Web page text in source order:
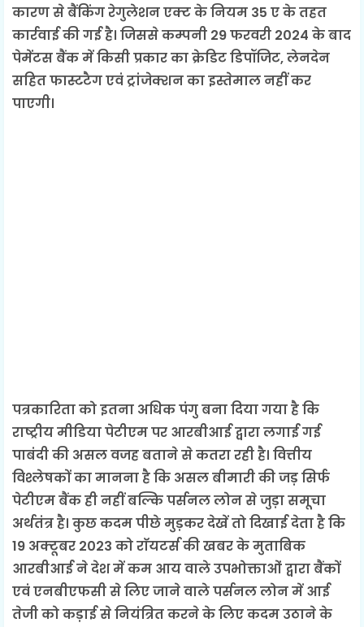
कारण से बैंकिंग रेगुलेशन एक्ट के नियम 35 ए के तहत
कार्रवाई की गई है। जिससे कम्पनी 29 फरवरी 2024 के बाद
पेमेंटस बैंक में किसी प्रकार का क्रेडिट डिपॉजिट, लेनदेन
सहित फास्टटैग एवं ट्रांजेक्शन का इस्तेमाल नहीं कर
पाएगी।
पत्रकारिता को इतना अधिक पंगु बना दिया गया है कि
राष्ट्रीय मीडिया पेटीएम पर आरबीआई द्वारा लगाई गई
पाबंदी की असल वजह बताने से कतरा रही है। वित्तीय
विश्लेषकों का मानना है कि असल बीमारी की जड़ सिर्फ
पेटीएम बैंक ही नहीं बल्कि पर्सनल लोन से जुड़ा समूचा
अर्थतंत्र है। कुछ कदम पीछे मुड़कर देखें तो दिखाई देता है कि
19 अक्टूबर 2023 को राॅयटर्स की खबर के मुताबिक
आरबीआई ने देश में कम आय वाले उपभोक्ताओं द्वारा बैंकों
एवं एनबीएफसी से लिए जाने वाले पर्सनल लोन में आई
तेजी को कड़ाई से नियंत्रित करने के लिए कदम उठाने के